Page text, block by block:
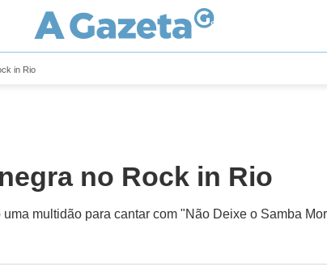
in Rio
no Rock in Rio
multidão para cantar com "Não Deixe o Samba